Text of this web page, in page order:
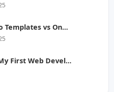
Templates vs On...
First Web Devel...